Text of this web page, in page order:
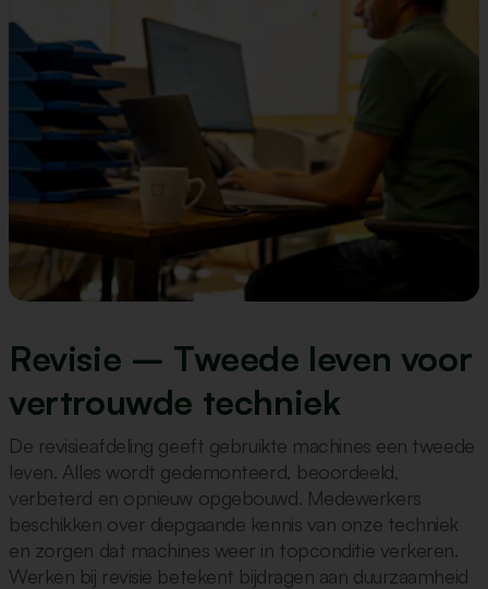
Revisie – Tweede leven voor
vertrouwde techniek
De revisieafdeling geeft gebruikte machines een tweede
leven. Alles wordt gedemonteerd, beoordeeld,
verbeterd en opnieuw opgebouwd. Medewerkers
beschikken over diepgaande kennis van onze techniek
en zorgen dat machines weer in topconditie verkeren.
Werken bij revisie betekent bijdragen aan duurzaamheid